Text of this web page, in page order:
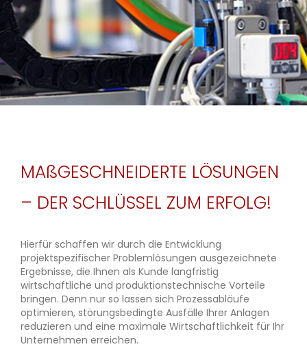
MAßGESCHNEIDERTE LÖSUNGEN
– DER SCHLÜSSEL ZUM ERFOLG!
Hierfür schaffen wir durch die Entwicklung
projektspezifischer Problemlösungen ausgezeichnete
Ergebnisse, die Ihnen als Kunde langfristig
wirtschaftliche und produktionstechnische Vorteile
bringen. Denn nur so lassen sich Prozessabläufe
optimieren, störungsbedingte Ausfälle Ihrer Anlagen
reduzieren und eine maximale Wirtschaftlichkeit für Ihr
Unternehmen erreichen.